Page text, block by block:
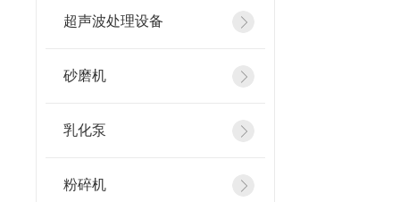
超声波处理设备
砂磨机
乳化泵
粉碎机